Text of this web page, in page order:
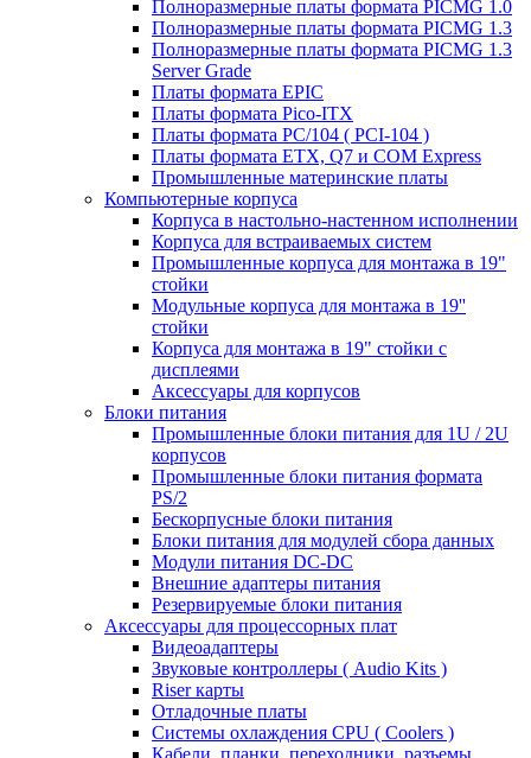
Полноразмерные платы формата PICMG 1.0
Полноразмерные платы формата PICMG 1.3
Полноразмерные платы формата PICMG 1.3
Server Grade
Платы формата EPIC
Платы формата Pico-ITX
Платы формата PC/104 ( PCI-104 )
Платы формата ETX, Q7 и COM Express
Промышленные материнские платы
Компьютерные корпуса
Корпуса в настольно-настенном исполнении
Корпуса для встраиваемых систем
Промышленные корпуса для монтажа в 19"
стойки
Модульные корпуса для монтажа в 19''
стойки
Корпуса для монтажа в 19" стойки с
дисплеями
Аксессуары для корпусов
Блоки питания
Промышленные блоки питания для 1U / 2U
корпусов
Промышленные блоки питания формата
PS/2
Бескорпусные блоки питания
Блоки питания для модулей сбора данных
Модули питания DC-DC
Внешние адаптеры питания
Резервируемые блоки питания
Аксессуары для процессорных плат
Видеоадаптеры
Звуковые контроллеры ( Audio Kits )
Riser карты
Отладочные платы
Системы охлаждения CPU ( Coolers )
Кабели, планки, переходники, разъемы